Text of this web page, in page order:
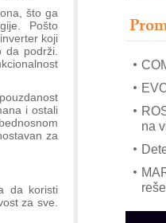
što ga
Pošto
koji
da podrži.
i ostali
za
da koristi
za sve.
na